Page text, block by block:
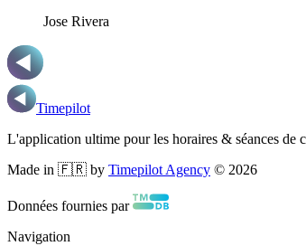
Jose Rivera
Timepilot
L'application ultime pour les horaires & séances de
Made in 🇫🇷 by Timepilot Agency © 2026
Données fournies par
Navigation